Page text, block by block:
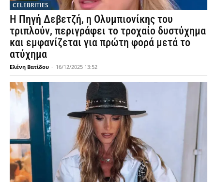
CELEBRITIES
Η Πηγή Δεβετζή, η Ολυμπιονίκης του
τριπλούν, περιγράφει το τροχαίο δυστύχημα
και εμφανίζεται για πρώτη φορά μετά το
ατύχημα
Ελένη Βατίδου - 16/12/2025 13:52